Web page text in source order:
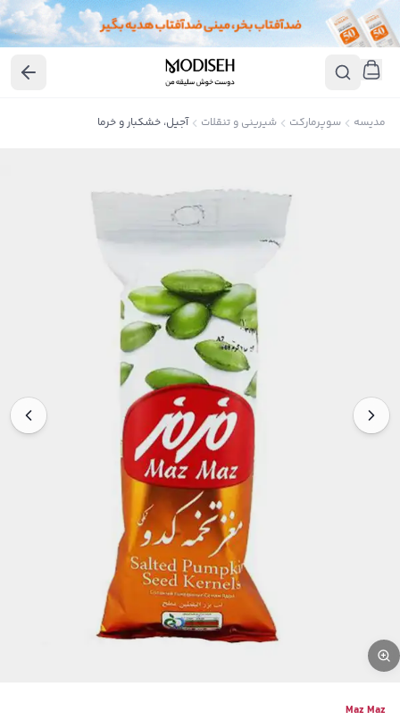
مدیسه سوپرمارکت شیرینی و تنقلات آجیل، خشکبار و خرما
Maz Maz